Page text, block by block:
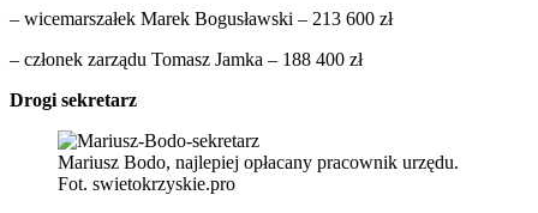
– wicemarszałek Marek Bogusławski – 213 600 zł
– członek zarządu Tomasz Jamka – 188 400 zł
Drogi sekretarz
Mariusz Bodo, najlepiej opłacany pracownik urzędu.
Fot. swietokrzyskie.pro